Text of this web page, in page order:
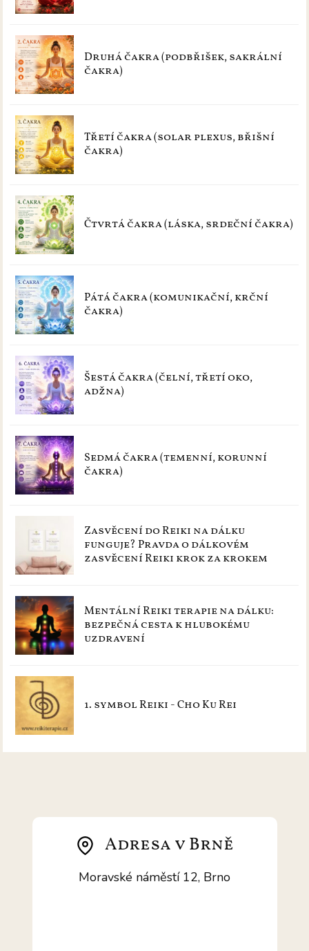
Druhá čakra (podbřišek, sakrální
čakra)
Třetí čakra (solar plexus, břišní
čakra)
Čtvrtá čakra (láska, srdeční čakra)
Pátá čakra (komunikační, krční
čakra)
Šestá čakra (čelní, třetí oko,
adžna)
Sedmá čakra (temenní, korunní
čakra)
Zasvěcení do Reiki na dálku
funguje? Pravda o dálkovém
zasvěcení Reiki krok za krokem
Mentální Reiki terapie na dálku:
bezpečná cesta k hlubokému
uzdravení
1. symbol Reiki - Cho Ku Rei
Adresa v Brně
Moravské náměstí 12, Brno